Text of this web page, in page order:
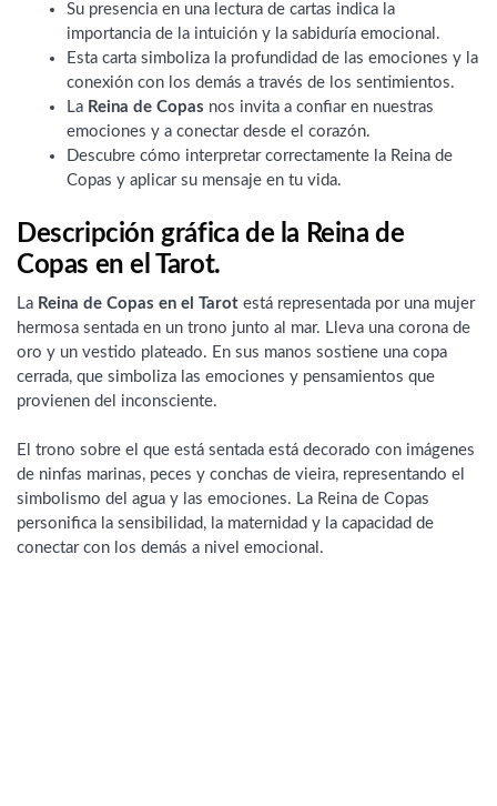
Su presencia en una lectura de cartas indica la
importancia de la intuición y la sabiduría emocional.
Esta carta simboliza la profundidad de las emociones y la
conexión con los demás a través de los sentimientos.
La Reina de Copas nos invita a confiar en nuestras
emociones y a conectar desde el corazón.
Descubre cómo interpretar correctamente la Reina de
Copas y aplicar su mensaje en tu vida.
Descripción gráfica de la Reina de
Copas en el Tarot.
La Reina de Copas en el Tarot está representada por una mujer
hermosa sentada en un trono junto al mar. Lleva una corona de
oro y un vestido plateado. En sus manos sostiene una copa
cerrada, que simboliza las emociones y pensamientos que
provienen del inconsciente.
El trono sobre el que está sentada está decorado con imágenes
de ninfas marinas, peces y conchas de vieira, representando el
simbolismo del agua y las emociones. La Reina de Copas
personifica la sensibilidad, la maternidad y la capacidad de
conectar con los demás a nivel emocional.